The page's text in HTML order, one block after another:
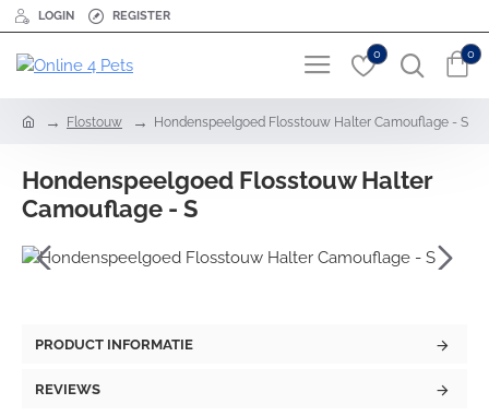
LOGIN REGISTER
0 0
e
Flostouw Hondenspeelgoed Flosstouw Halter Camouflage - S
Hondenspeelgoed Flosstouw Halter
Camouflage - S
PRODUCT INFORMATIE
REVIEWS